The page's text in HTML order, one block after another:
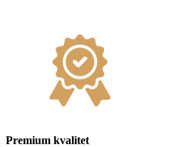
Premium kvalitet